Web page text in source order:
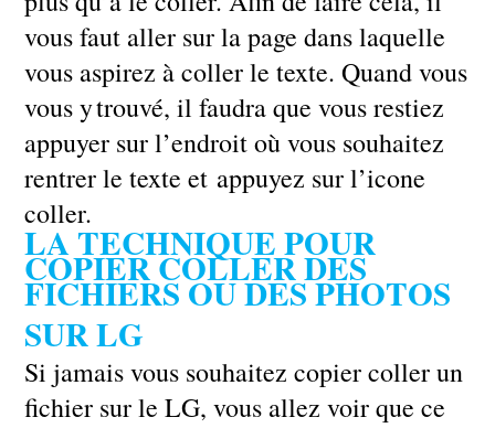
vous faut aller sur la page dans laquelle
vous aspirez à coller le texte. Quand vous
vous ytrouvé, il faudra que vous restiez
appuyer sur l’endroit où vous souhaitez
rentrer le texte et appuyez sur l’icone
coller.
LA TECHNIQUE POUR
COPIER COLLER DES
FICHIERS OU DES PHOTOS
SUR LG
Si jamais vous souhaitez copier coller un
fichier sur le LG, vous allez voir que ce